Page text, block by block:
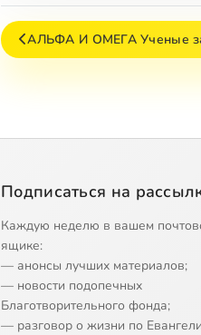
АЛЬФА И ОМЕГА Ученые
Подписаться на
Каждую неделю в вашем
ящике:
— анонсы лучших материалов;
— новости подопечных
Благотворительного фонда;
— разговор о жизни по